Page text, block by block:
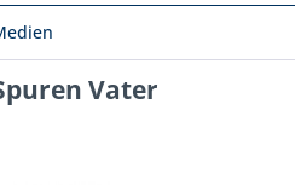
Vater